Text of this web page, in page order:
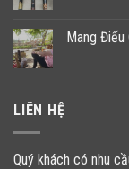
Mang
LIÊN HỆ
Quý khách có nhu